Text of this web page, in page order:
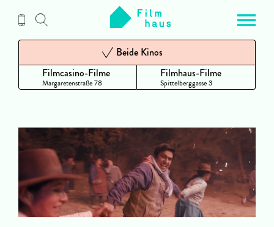
Inhalt
Filmcasino-Filme
Margaretenstraße 78
Beide Kinos
Filmhaus-Filme
Spittelberggasse 3